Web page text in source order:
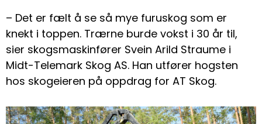
– Det er fælt å se så mye furuskog som er
knekt i toppen. Trærne burde vokst i 30 år til,
sier skogsmaskinfører Svein Arild Straume i
Midt-Telemark Skog AS. Han utfører hogsten
hos skogeieren på oppdrag for AT Skog.